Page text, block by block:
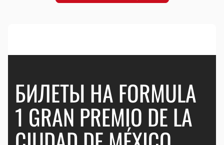
БИЛЕТЫ НА FORMULA
1 GRAN PREMIO DE LA